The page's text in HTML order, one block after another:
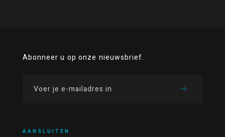
Abonneer u op onze nieuwsbrief.
AANSLUITEN